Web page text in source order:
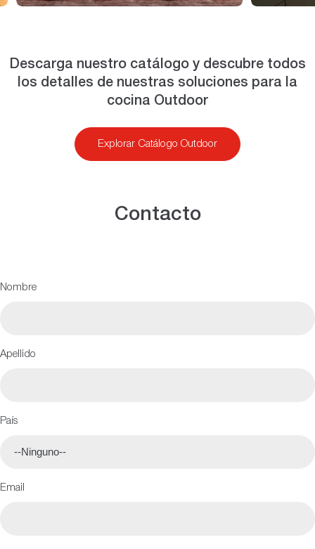
Descarga nuestro catálogo y descubre todos
los detalles de nuestras soluciones para la
cocina Outdoor
Explorar Catálogo Outdoor
Contacto
Nombre
Apellido
País
Email